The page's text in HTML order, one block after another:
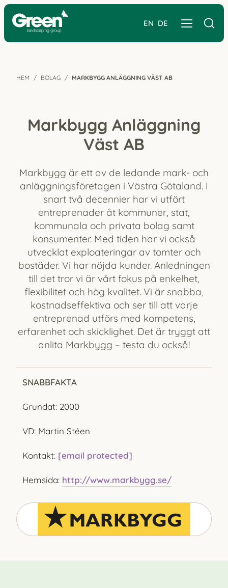
EN DE
HEM BOLAG MARKBYGG ANLÄGGNING VÄST AB
Markbygg Anläggning
Väst AB
Markbygg är ett av de ledande mark- och
anläggningsföretagen i Västra Götaland. I
snart två decennier har vi utfört
entreprenader åt kommuner, stat,
kommunala och privata bolag samt
konsumenter. Med tiden har vi också
utvecklat exploateringar av tomter och
bostäder. Vi har nöjda kunder. Anledningen
till det tror vi är vårt fokus på enkelhet,
flexibilitet och hög kvalitet. Vi är snabba,
kostnadseffektiva och ser till att varje
entreprenad utförs med kompetens,
erfarenhet och skicklighet. Det är tryggt att
anlita Markbygg – testa du också!
SNABBFAKTA
Grundat: 2000
VD: Martin Stéen
Kontakt: [email protected]
Hemsida: http://www.markbygg.se/